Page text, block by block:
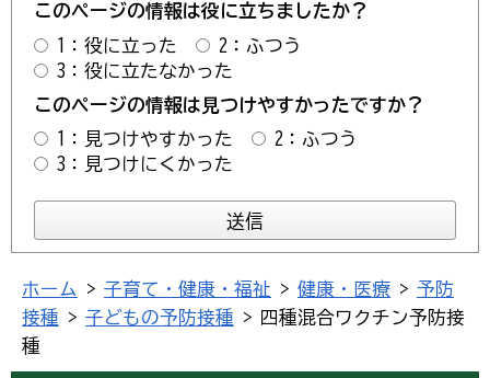
このページの情報は役に立ちましたか？
1：役に立った
2：ふつう
3：役に立たなかった
このページの情報は見つけやすかったですか？
1：見つけやすかった
2：ふつう
3：見つけにくかった
ホーム > 子育て・健康・福祉 > 健康・医療 > 予防
接種 > 子どもの予防接種 > 四種混合ワクチン予防接
種